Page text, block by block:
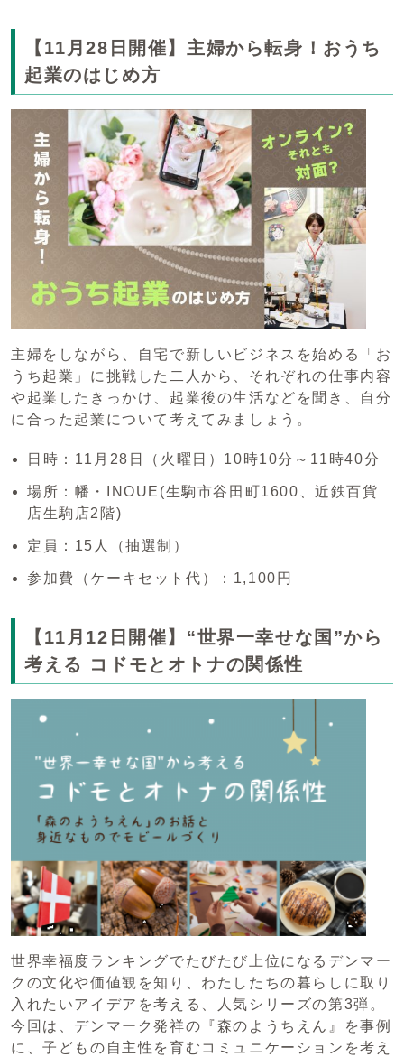
【11月28日開催】主婦から転身！おうち
起業のはじめ方
主婦をしながら、自宅で新しいビジネスを始める「お
うち起業」に挑戦した二人から、それぞれの仕事内容
や起業したきっかけ、起業後の生活などを聞き、自分
に合った起業について考えてみましょう。
日時：11月28日（火曜日）10時10分～11時40分
場所：幡・INOUE(生駒市谷田町1600、近鉄百貨
店生駒店2階)
定員：15人（抽選制）
参加費（ケーキセット代）：1,100円
【11月12日開催】“世界一幸せな国”から
考える コドモとオトナの関係性
世界幸福度ランキングでたびたび上位になるデンマー
クの文化や価値観を知り、わたしたちの暮らしに取り
入れたいアイデアを考える、人気シリーズの第3弾。
今回は、デンマーク発祥の『森のようちえん』を事例
に、子どもの自主性を育むコミュニケーションを考え